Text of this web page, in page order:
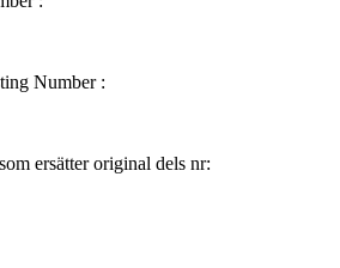
Number :
ersätter original dels nr: